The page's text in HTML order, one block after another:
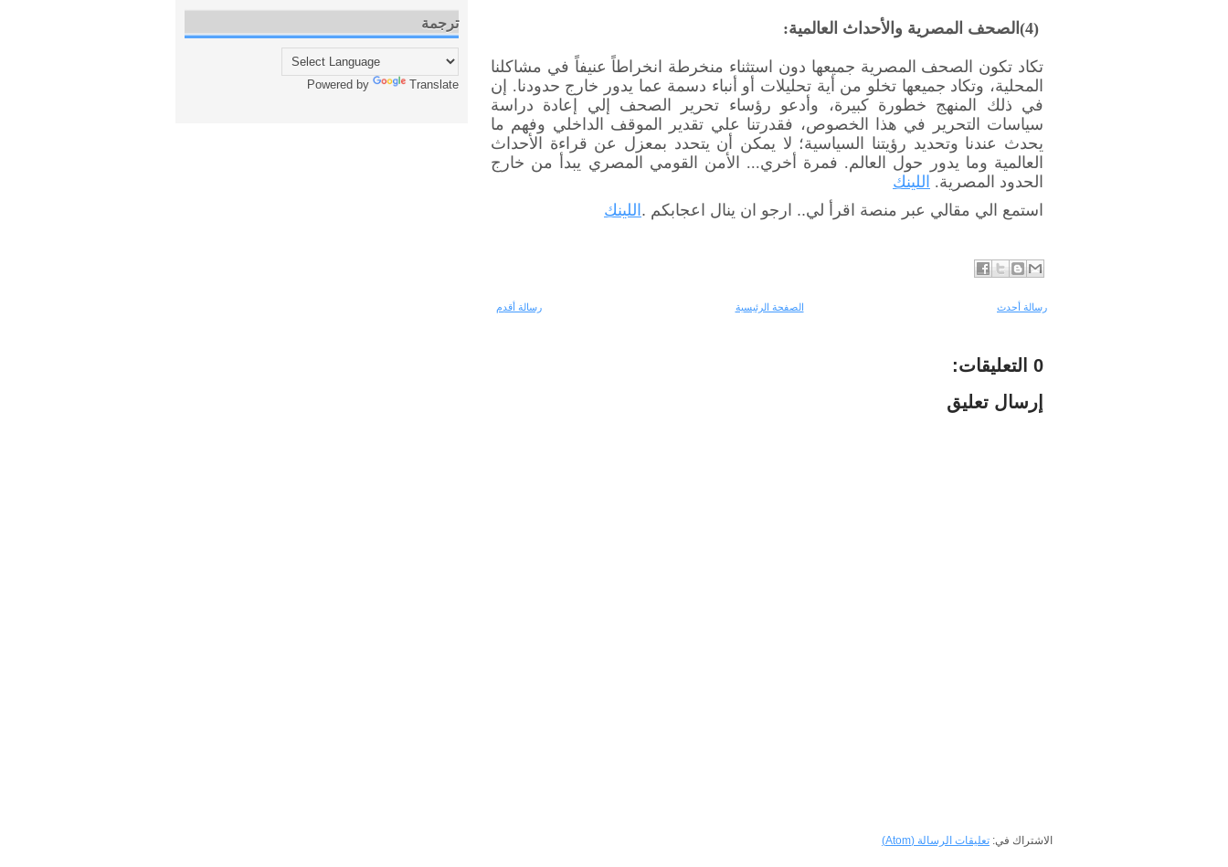
(4) الصحف المصرية والأحداث العالمية:
تكاد تكون الصحف المصرية جميعها دون استثناء منخرطة انخراطاً عنيفاً في مشاكلنا
المحلية، وتكاد جميعها تخلو من أية تحليلات أو أنباء دسمة عما يدور خارج حدودنا. إن
في ذلك المنهج خطورة كبيرة، وأدعو رؤساء تحرير الصحف إلي إعادة دراسة
سياسات التحرير في هذا الخصوص، فقدرتنا علي تقدير الموقف الداخلي وفهم ما
يحدث عندنا وتحديد رؤيتنا السياسية؛ لا يمكن أن يتحدد بمعزل عن قراءة الأحداث
العالمية وما يدور حول العالم. فمرة أخري... الأمن القومي المصري يبدأ من خارج
الحدود المصرية. اللينك
استمع الي مقالي عبر منصة اقرأ لي.. ارجو ان ينال اعجابكم . اللينك
رسالة أحدث رسالة أقدم الصفحة الرئيسية
0 التعليقات:
إرسال تعليق
الاشتراك في: تعليقات الرسالة (Atom)
ترجمة
Powered by Translate